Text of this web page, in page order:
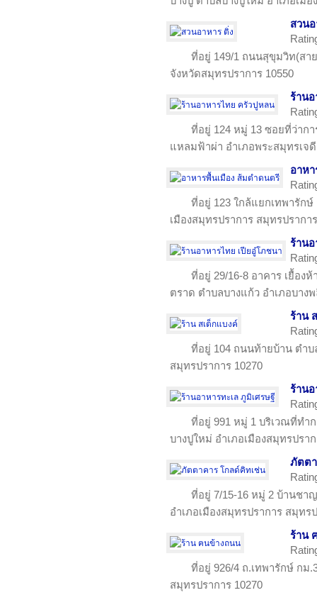
สวน
ที่อยู่ 149/1 ถนนสุขุมวิท(สา
จังหวัดสมุทรปราการ 10550
ร้าน
ที่อยู่ 124 หมู่ 13 ซอยที่ว่าก
แหลมฟ้าผ่า อำเภอพระสมุทรเจ
อาห
ที่อยู่ 123 ใกล้แยกเทพารัก
เมืองสมุทรปราการ สมุทรปรากา
ร้านอ
ที่อยู่ 29/16-8 อาคาร เยื้อง
ตราด ตำบลบางแก้ว อำเภอบาง
ร้าน
ที่อยู่ 104 ถนนท้ายบ้าน ตำบ
สมุทรปราการ 10270
ร้านอ
ที่อยู่ 991 หมู่ 1 บริเวณที่ทำ
บางปูใหม่ อำเภอเมืองสมุทรปรา
ภัตต
ที่อยู่ 7/15-16 หมู่ 2 บ้านชา
อำเภอเมืองสมุทรปราการ สมุทร
ร้าน
ที่อยู่ 926/4 ถ.เทพารักษ์ กม
สมุทรปราการ 10270